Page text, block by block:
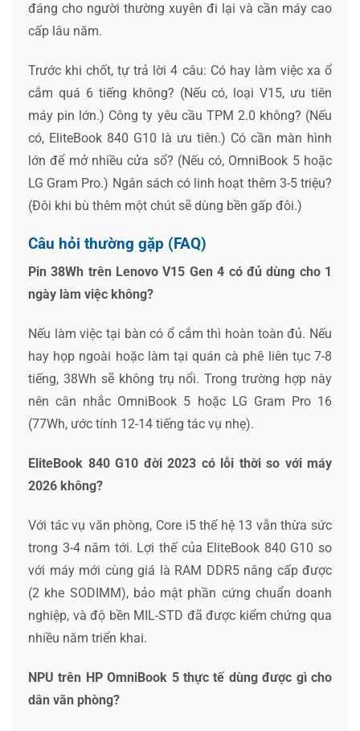
đáng cho người thường xuyên đi lại và cần máy cao
cấp lâu năm.
Trước khi chốt, tự trả lời 4 câu: Có hay làm việc xa ổ
cắm quá 6 tiếng không? (Nếu có, loại V15, ưu tiên
máy pin lớn.) Công ty yêu cầu TPM 2.0 không? (Nếu
có, EliteBook 840 G10 là ưu tiên.) Có cần màn hình
lớn để mở nhiều cửa sổ? (Nếu có, OmniBook 5 hoặc
LG Gram Pro.) Ngân sách có linh hoạt thêm 3-5 triệu?
(Đôi khi bù thêm một chút sẽ dùng bền gấp đôi.)
Câu hỏi thường gặp (FAQ)
Pin 38Wh trên Lenovo V15 Gen 4 có đủ dùng cho 1
ngày làm việc không?
Nếu làm việc tại bàn có ổ cắm thì hoàn toàn đủ. Nếu
hay họp ngoài hoặc làm tại quán cà phê liên tục 7-8
tiếng, 38Wh sẽ không trụ nổi. Trong trường hợp này
nên cân nhắc OmniBook 5 hoặc LG Gram Pro 16
(77Wh, ước tính 12-14 tiếng tác vụ nhẹ).
EliteBook 840 G10 đời 2023 có lỗi thời so với máy
2026 không?
Với tác vụ văn phòng, Core i5 thế hệ 13 vẫn thừa sức
trong 3-4 năm tới. Lợi thế của EliteBook 840 G10 so
với máy mới cùng giá là RAM DDR5 nâng cấp được
(2 khe SODIMM), bảo mật phần cứng chuẩn doanh
nghiệp, và độ bền MIL-STD đã được kiểm chứng qua
nhiều năm triển khai.
NPU trên HP OmniBook 5 thực tế dùng được gì cho
dân văn phòng?